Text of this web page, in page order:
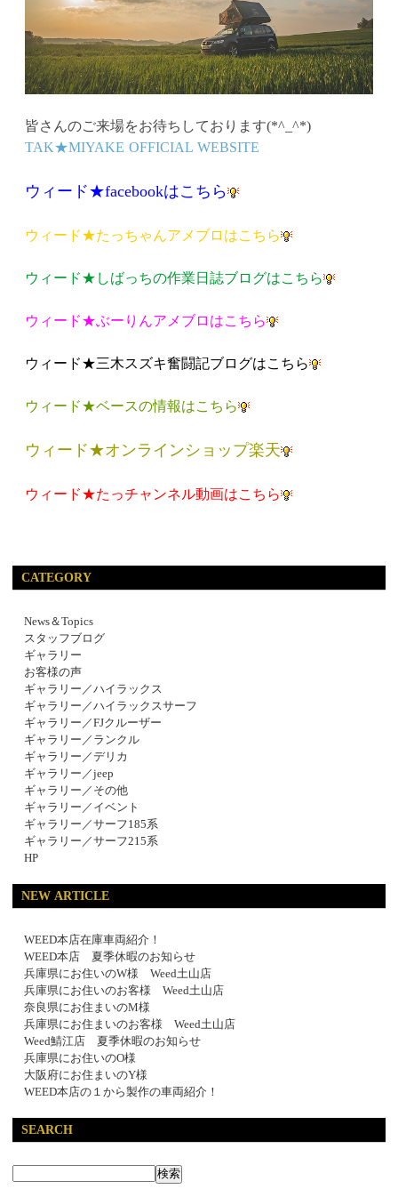
皆さんのご来場をお待ちしております(*^_^*)
TAK★MIYAKE OFFICIAL WEBSITE
ウィード★facebookはこちら
ウィード★たっちゃんアメブロはこちら
ウィード★しばっちの作業日誌ブログはこちら
ウィード★ぶーりんアメブロはこちら
ウィード★三木スズキ奮闘記ブログはこちら
ウィード★ベースの情報はこちら
ウィード★オンラインショップ楽天
ウィード★たっチャンネル動画はこちら
CATEGORY
News＆Topics
スタッフブログ
ギャラリー
お客様の声
ギャラリー／ハイラックス
ギャラリー／ハイラックスサーフ
ギャラリー／FJクルーザー
ギャラリー／ランクル
ギャラリー／デリカ
ギャラリー／jeep
ギャラリー／その他
ギャラリー／イベント
ギャラリー／サーフ185系
ギャラリー／サーフ215系
HP
NEW ARTICLE
WEED本店在庫車両紹介！
WEED本店 夏季休暇のお知らせ
兵庫県にお住いのW様 Weed土山店
兵庫県にお住いのお客様 Weed土山店
奈良県にお住まいのM様
兵庫県にお住まいのお客様 Weed土山店
Weed鯖江店 夏季休暇のお知らせ
兵庫県にお住いのO様
大阪府にお住まいのY様
WEED本店の１から製作の車両紹介！
SEARCH